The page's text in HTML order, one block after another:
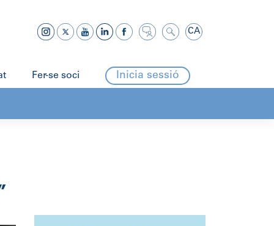
CA
Fer-se soci Inicia sessió